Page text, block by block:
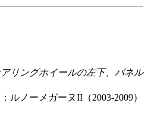
リングホイールの左下、パネル